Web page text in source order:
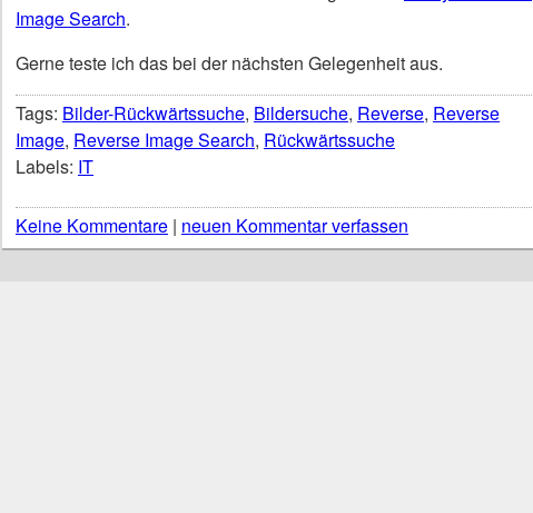
Image Search.
Gerne teste ich das bei der nächsten Gelegenheit aus.
Tags: Bilder-Rückwärtssuche, Bildersuche, Reverse, Reverse
Image, Reverse Image Search, Rückwärtssuche
Labels: IT
Keine Kommentare | neuen Kommentar verfassen